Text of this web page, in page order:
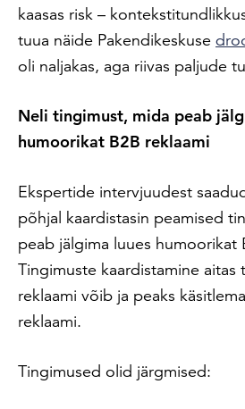
kaasas risk –
tuua näide Pakendikeskuse
oli naljakas, aga riivas paljude
Neli tingimust, mida peab
humoorikat B2B reklaami
Ekspertide intervjuudest
põhjal kaardistasin peamised
peab jälgima luues humoorikat
Tingimuste kaardistamine aitas
reklaami võib ja peaks
reklaami.
Tingimused olid järgmised: